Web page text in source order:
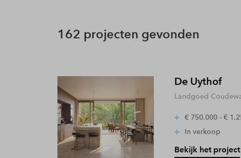
162 projecten gevonden
De Uythof
Landgoed
€ 750.000 - €
In verkoop
Bekijk het project